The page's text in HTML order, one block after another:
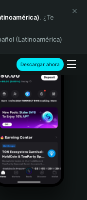
. ¿Te
(Latinoamérica)
Descargar ahora